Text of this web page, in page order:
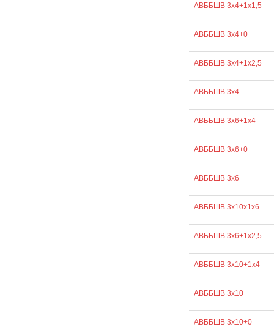
АВББШВ 3х4+1х1,5
АВББШВ 3х4+0
АВББШВ 3х4+1х2,5
АВББШВ 3х4
АВББШВ 3х6+1х4
АВББШВ 3х6+0
АВББШВ 3х6
АВББШВ 3х10х1х6
АВББШВ 3х6+1х2,5
АВББШВ 3х10+1х4
АВББШВ 3х10
АВББШВ 3х10+0